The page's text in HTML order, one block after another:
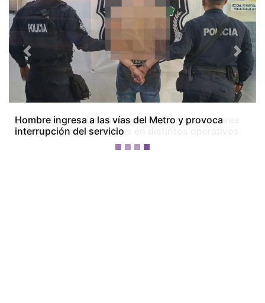
Colón bajo tensión: dos homicidios, dos menores
baleados y tres detenidos en distintos operativos
Previous Next